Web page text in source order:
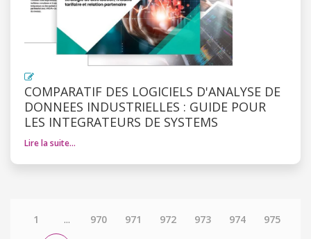
COMPARATIF DES LOGICIELS D'ANALYSE DE
DONNEES INDUSTRIELLES : GUIDE POUR
LES INTEGRATEURS DE SYSTEMS
Lire la suite…
1 ... 970 971 972 973 974 975